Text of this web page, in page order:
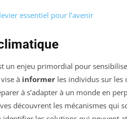
essentiel pour l’avenir
un enjeu primordial pour
à informer les individus sur les
à s’adapter à un monde en
découvrent les mécanismes qui